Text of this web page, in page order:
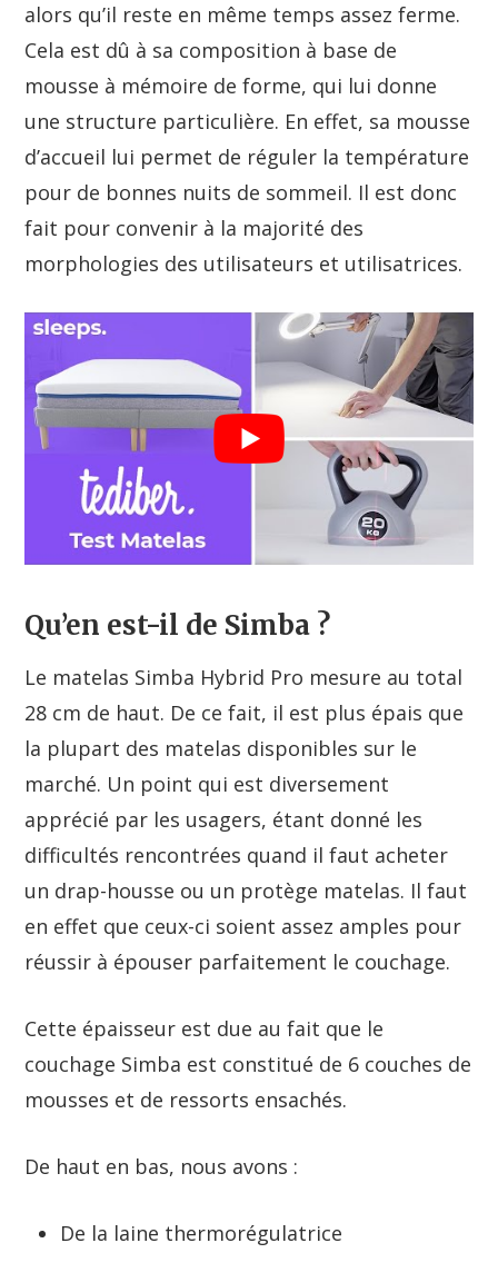
alors qu’il reste en même temps assez ferme.
Cela est dû à sa composition à base de
mousse à mémoire de forme, qui lui donne
une structure particulière. En effet, sa mousse
d’accueil lui permet de réguler la température
pour de bonnes nuits de sommeil. Il est donc
fait pour convenir à la majorité des
morphologies des utilisateurs et utilisatrices.
Qu’en est-il de Simba ?
Le matelas Simba Hybrid Pro mesure au total
28 cm de haut. De ce fait, il est plus épais que
la plupart des matelas disponibles sur le
marché. Un point qui est diversement
apprécié par les usagers, étant donné les
difficultés rencontrées quand il faut acheter
un drap-housse ou un protège matelas. Il faut
en effet que ceux-ci soient assez amples pour
réussir à épouser parfaitement le couchage.
Cette épaisseur est due au fait que le
couchage Simba est constitué de 6 couches de
mousses et de ressorts ensachés.
De haut en bas, nous avons :
De la laine thermorégulatrice